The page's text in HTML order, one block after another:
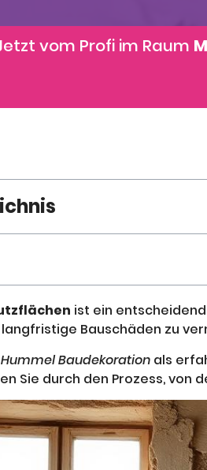
vom Profi im Raum
ist ein
Bauschäden zu
Hummel Baudekoration als
Sie durch den Prozess,